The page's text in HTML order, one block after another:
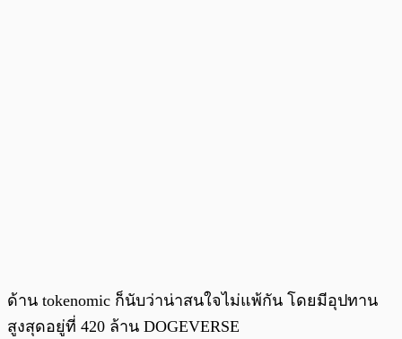
ด้าน tokenomic ก็นับว่าน่าสนใจไม่แพ้กัน โดยมีอุปทาน
สูงสุดอยู่ที่ 420 ล้าน DOGEVERSE